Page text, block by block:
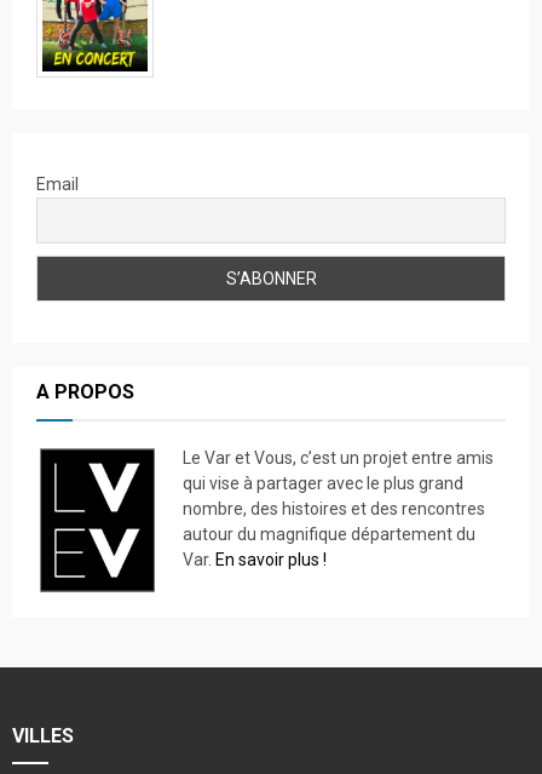
Email
A PROPOS
Le Var et Vous, c’est un projet entre amis
qui vise à partager avec le plus grand
nombre, des histoires et des rencontres
autour du magnifique département du
Var. En savoir plus !
VILLES